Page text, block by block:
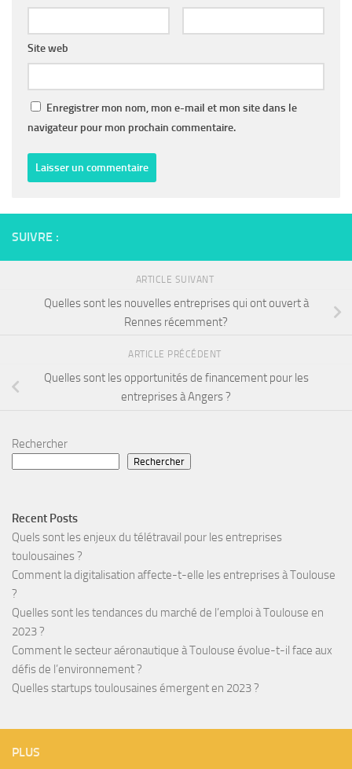
Site web
Enregistrer mon nom, mon e-mail et mon site dans le
navigateur pour mon prochain commentaire.
SUIVRE :
ARTICLE SUIVANT
Quelles sont les nouvelles entreprises qui ont ouvert à
Rennes récemment?
ARTICLE PRÉCÉDENT
Quelles sont les opportunités de financement pour les
entreprises à Angers ?
Rechercher
Rechercher
Recent Posts
Quels sont les enjeux du télétravail pour les entreprises
toulousaines ?
Comment la digitalisation affecte-t-elle les entreprises à Toulouse
?
Quelles sont les tendances du marché de l’emploi à Toulouse en
2023 ?
Comment le secteur aéronautique à Toulouse évolue-t-il face aux
défis de l’environnement ?
Quelles startups toulousaines émergent en 2023 ?
PLUS